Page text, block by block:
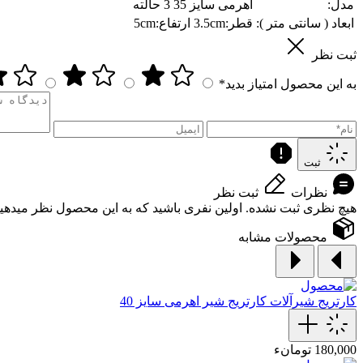
مدل:
اهرمی سایز 35 3 حالته
ابعاد ( سانتی متر ): قطر:3.5cm ارتفاع:5cm
ثبت نظر
به این محصول امتیاز بدید*
ثبت
نظرات
ثبت نظر
هیچ نظری ثبت نشده. اولین نفری باشید که به این محصول نظر
محصولات مشابه
کارتریج شیرآلات کارتریج شیر اهرمی سایز 40
180,000 تومانء